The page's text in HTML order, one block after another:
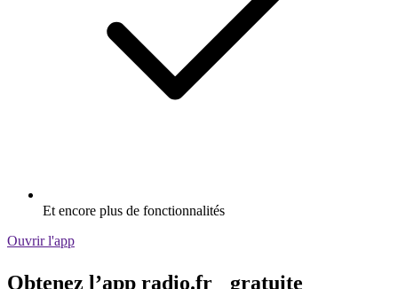
Et encore plus de fonctionnalités
Ouvrir l'app
Obtenez l’app radio.fr gratuite